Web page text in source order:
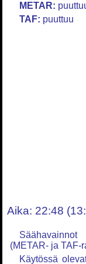
METAR:
TAF: puuttuu
Aika: 22:48
(METAR- ja TAF-
Käytössä